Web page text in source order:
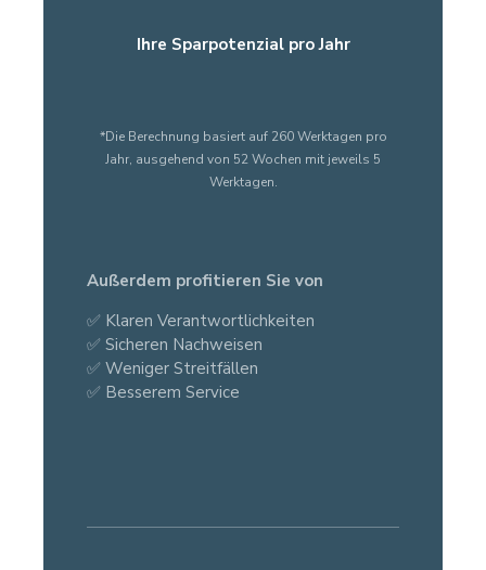
Ihre Sparpotenzial pro Jahr
*Die Berechnung basiert auf 260 Werktagen pro
Jahr, ausgehend von 52 Wochen mit jeweils 5
Werktagen.
Außerdem profitieren Sie von
✅ Klaren Verantwortlichkeiten
✅ Sicheren Nachweisen
✅ Weniger Streitfällen
✅ Besserem Service